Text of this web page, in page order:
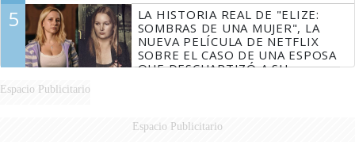
5
LA HISTORIA REAL DE "ELIZE:
SOMBRAS DE UNA MUJER", LA
NUEVA PELÍCULA DE NETFLIX
SOBRE EL CASO DE UNA ESPOSA
QUE DESCUARTIZÓ A SU
Espacio Publicitario
Espacio Publicitario